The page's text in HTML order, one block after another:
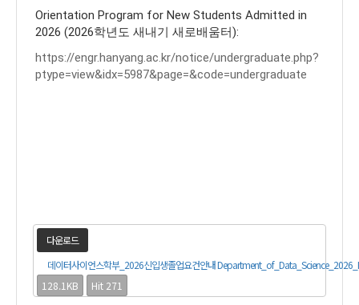
Orientation Program for New Students Admitted in
2026 (2026학년도 새내기 새로배움터):
https://engr.hanyang.ac.kr/notice/undergraduate.php?
ptype=view&idx=5987&page=&code=undergraduate
다운로드
데이터사이언스학부_2026신입생졸업요건안내
128.1KB
Hit 271